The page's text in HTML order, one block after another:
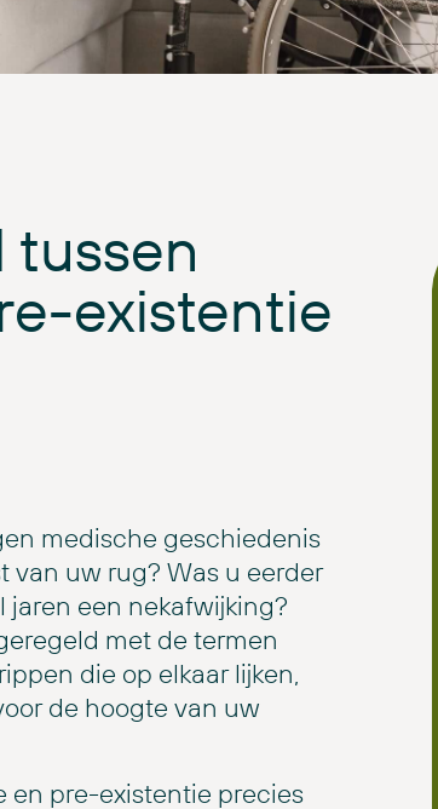
tussen
existentie
medische geschiedenis
van uw rug? Was u eerder
jaren een nekafwijking?
met de termen
die op elkaar lijken,
de hoogte van uw
en pre-existentie precies